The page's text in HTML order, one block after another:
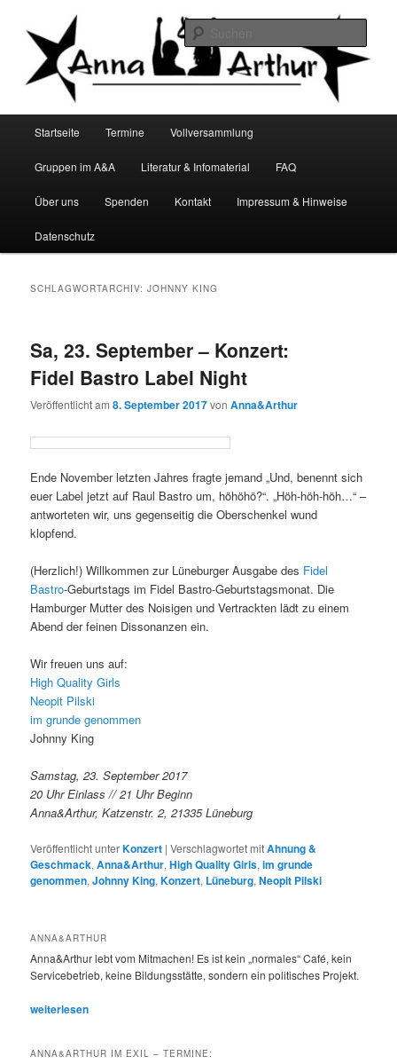
primären
springen
sekundären
springenAnna&Arthur
Startseite Termine Vollversammlung
Gruppen im A&A Literatur & Infomaterial FAQ
Über uns Spenden Kontakt Impressum & Hinweise
Datenschutz
SCHLAGWORTARCHIV:JOHNNY KING
Sa, 23. September – Konzert:
Fidel Bastro Label Night
Veröffentlicht am8. September 2017vonAnna&Arthur
Ende November letzten Jahres fragte jemand „Und, benennt sich
euer Label jetzt auf Raul Bastro um, höhöhö?“. „Höh-höh-höh…“ –
antworteten wir, uns gegenseitig die Oberschenkel wund
klopfend.
(Herzlich!) Willkommen zur Lüneburger Ausgabe des Fidel
Bastro-Geburtstags im Fidel Bastro-Geburtstagsmonat. Die
Hamburger Mutter des Noisigen und Vertrackten lädt zu einem
Abend der feinen Dissonanzen ein.
Wir freuen uns auf:
High Quality Girls
Neopit Pilski
im grunde genommen
Johnny King
Samstag, 23. September 2017
20 Uhr Einlass // 21 Uhr Beginn
Anna&Arthur, Katzenstr. 2, 21335 Lüneburg
Veröffentlicht unterKonzert |Verschlagwortet mitAhnung &
Geschmack,Anna&Arthur,High Quality Girls,im grunde
genommen,Johnny King,Konzert, Lüneburg,Neopit Pilski
ANNA&ARTHUR
Anna&Arthur lebt vom Mitmachen! Es ist kein „normales“ Café, kein
Servicebetrieb, keine Bildungsstätte, sondern ein politisches Projekt.
weiterlesen
ANNA&ARTHUR IM EXIL – TERMINE: